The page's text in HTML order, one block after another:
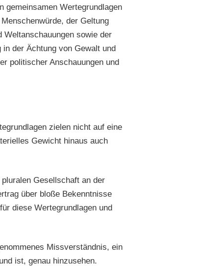
gemeinsamen Wertegrundlagen
der Geltung
Weltanschauungen sowie der
der Ächtung von Gewalt und
politischer Anschauungen und
zielen nicht auf eine
Gewicht hinaus auch
Gesellschaft an der
über bloße Bekenntnisse
diese Wertegrundlagen und
Missverständnis, ein
ist, genau hinzusehen.